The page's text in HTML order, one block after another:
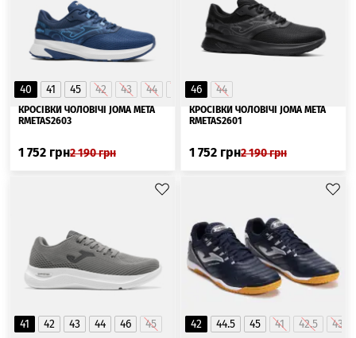
40 41 45 42 43 44
КРОСІВКИ ЧОЛОВІЧІ JOMA META
RMETAS2603
1 752 грн2 190грн
46 44
КРОСІВКИ ЧОЛОВІЧІ JOMA META
RMETAS2601
1 752 грн2 190грн
41 42 43 44 46 45 42 44.5 45 41 42.5 43